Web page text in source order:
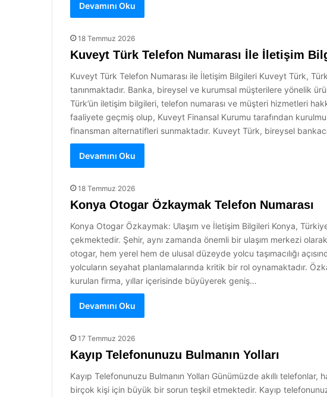
Devamını Oku
18 Temmuz 2026
Kuveyt Türk Telefon Numarası İle İletişim
Kuveyt Türk Telefon Numarası ile İletişim Bilgileri Kuveyt Türk,
tanınmaktadır. Banka, bireysel ve kurumsal müşterilere yönelik
Türk’ün iletişim bilgileri, telefon numarası ve müşteri hizmetleri
faaliyete geçmiş olup, Kuveyt Finansal Kurumu tarafından
finansman alternatifleri sunmaktadır. Kuveyt Türk, bireysel
Devamını Oku
18 Temmuz 2026
Konya Otogar Özkaymak Telefon Numarası
Konya Otogar Özkaymak: Ulaşım ve İletişim Bilgileri Konya,
çekmektedir. Şehir, aynı zamanda önemli bir ulaşım merkezi
otogar, hem yerel hem de ulusal düzeyde yolcu taşımacılığı
yolcuların seyahat planlamalarında kritik bir rol oynamaktadır.
kurulan firma, yıllar içerisinde büyüyerek geniş…
Devamını Oku
17 Temmuz 2026
Kayıp Telefonunuzu Bulmanın Yolları
Kayıp Telefonunuzu Bulmanın Yolları Günümüzde akıllı
birçok kişi için büyük bir sorun teşkil etmektedir. Kayıp